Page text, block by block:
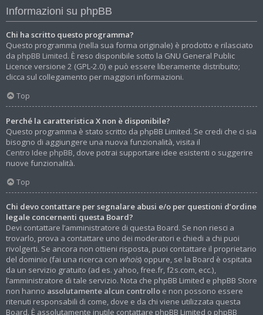
Informazioni su phpBB
Chi ha scritto questo programma?
Questo programma (nella sua forma originale) è prodotto e rilasciato
da phpBB Limited. È reso disponibile sotto la GNU General Public
Licence versione 2 (GPL-2.0) e può essere liberamente distribuito;
clicca sul collegamento per maggiori informazioni.
Top
Perché la caratteristica X non è disponibile?
Questo programma è stato scritto da phpBB Limited. Se credi che ci sia
bisogno di aggiungere una nuova funzionalità, visita il
Centro Idee phpBB , dove potrai supportare idee esistenti o suggerire
nuove funzionalità.
Top
Chi devo contattare per segnalare abusi e/o per questioni d’ordine
legale concernenti questa Board?
Devi contattare l’amministratore di questa Board. Se non riesci a
trovarlo, prova a contattare uno dei moderatori e chiedi a chi puoi
rivolgerti. Se ancora non ottieni risposta, puoi contattare il proprietario
del dominio (fai una ricerca con whois) oppure, se la Board è ospitata
da un servizio gratuito (ad es. yahoo, free.fr, f2s.com, ecc.),
l’amministratore di tale servizio. Nota che phpBB Limited e phpBB Store
non hanno assolutamente alcun controllo e non possono essere
ritenuti responsabili di come, dove e da chi viene utilizzata questa
Board. È assolutamente inutile contattare phpBB Limited o phpBB